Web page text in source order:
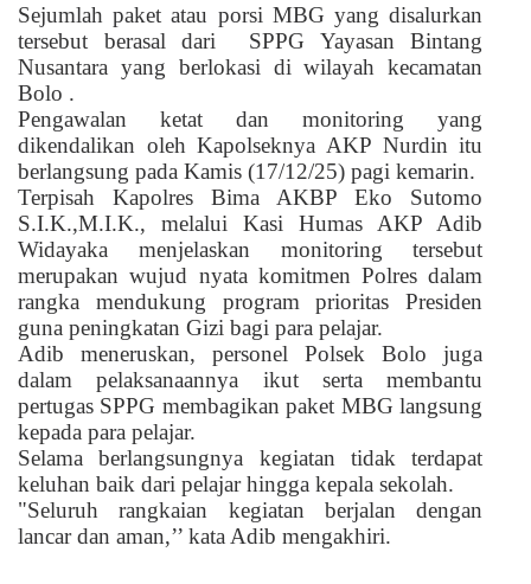
Sejumlah paket atau porsi MBG yang disalurkan
tersebut berasal dari
SPPG Yayasan Bintang
Nusantara yang berlokasi di wilayah kecamatan
Bolo .
Pengawalan ketat dan monitoring yang
dikendalikan oleh Kapolseknya AKP Nurdin itu
berlangsung pada Kamis (17/12/25) pagi kemarin.
Terpisah Kapolres Bima AKBP Eko Sutomo
S.I.K.,M.I.K., melalui Kasi Humas AKP Adib
Widayaka menjelaskan monitoring tersebut
merupakan wujud nyata komitmen Polres dalam
rangka mendukung program prioritas Presiden
guna peningkatan Gizi bagi para pelajar.
Adib meneruskan, personel Polsek Bolo juga
dalam pelaksanaannya ikut serta membantu
pertugas SPPG membagikan paket MBG langsung
kepada para pelajar.
Selama berlangsungnya kegiatan tidak terdapat
keluhan baik dari pelajar hingga kepala sekolah.
"Seluruh rangkaian kegiatan berjalan dengan
lancar dan aman,’’ kata Adib mengakhiri.